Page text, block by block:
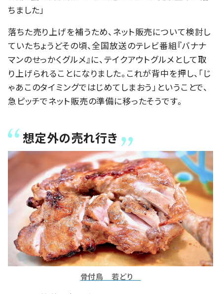
ちました」
落ちた売り上げを補うため、ネット販売について検討し
ていたちょうどその頃、全国放送のテレビ番組『バナナ
マンのせっかくグルメ』に、テイクアウトグルメとして取
り上げられることになりました。これが背中を押し、「じ
ゃあこのタイミングではじめてしまおう」ということで、
急ピッチでネット販売の準備に移ったそうです。
想定外の売れ行き
骨付鳥 若どり